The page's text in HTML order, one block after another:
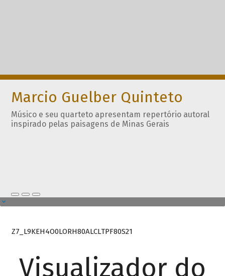
Marcio Guelber Quinteto
Músico e seu quarteto apresentam repertório autoral
inspirado pelas paisagens de Minas Gerais
Z7_L9KEH4O0LORH80ALCLTPF80S21
Visualizador do